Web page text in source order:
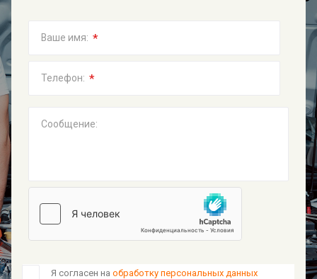
Ваше имя: *
Телефон: *
Сообщение:
Я согласен на обработку персональных данных